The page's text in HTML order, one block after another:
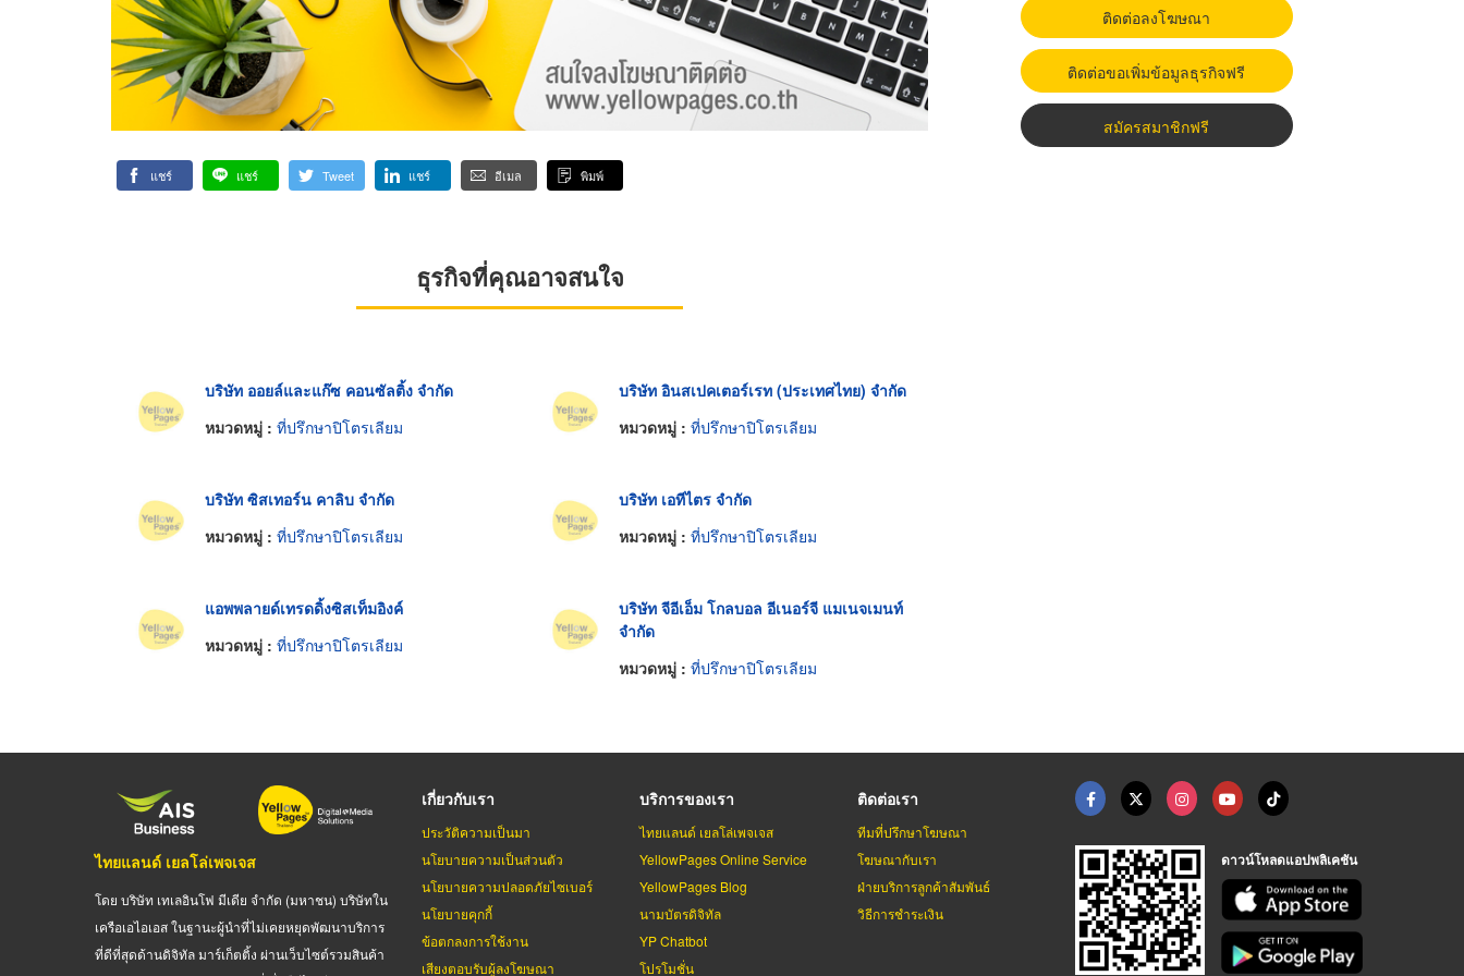
แชร์ แชร์ Tweet แชร์ อีเมล พิมพ์
ธุรกิจที่คุณอาจสนใจ
บริษัท ออยล์และแก๊ซ คอนซัลติ้ง จำกัด
หมวดหมู่ : ที่ปรึกษาปิโตรเลียม
บริษัท อินสเปคเตอร์เรท (ประเทศไทย) จำกัด
หมวดหมู่ : ที่ปรึกษาปิโตรเลียม
บริษัท ซิสเทอร์น คาลิบ จำกัด
หมวดหมู่ : ที่ปรึกษาปิโตรเลียม
บริษัท เอทีไตร จำกัด
หมวดหมู่ : ที่ปรึกษาปิโตรเลียม
แอพพลายด์เทรดดิ้งซิสเท็มอิงค์
หมวดหมู่ : ที่ปรึกษาปิโตรเลียม
บริษัท จีอีเอ็ม โกลบอล อีเนอร์จี แมเนจเมนท์
จำกัด
หมวดหมู่ : ที่ปรึกษาปิโตรเลียม
ติดต่อลงโฆษณา
ติดต่อขอเพิ่มข้อมูลธุรกิจฟรี
สมัครสมาชิกฟรี
ไทยแลนด์ เยลโล่เพจเจส
โดย บริษัท เทเลอินโฟ มีเดีย จำกัด (มหาชน) บริษัทใน
เครือเอไอเอส ในฐานะผู้นำที่ไม่เคยหยุดพัฒนาบริการ
ที่ดีที่สุดด้านดิจิทัล มาร์เก็ตติ้ง ผ่านเว็บไซต์รวมสินค้า
เกี่ยวกับเรา
ประวัติความเป็นมา
นโยบายความเป็นส่วนตัว
นโยบายความปลอดภัยไซเบอร์
นโยบายคุกกี้
ข้อตกลงการใช้งาน
เสียงตอบรับผู้ลงโฆษณา
บริการของเรา
ไทยแลนด์ เยลโล่เพจเจส
YellowPages Online Service
YellowPages Blog
นามบัตรดิจิทัล
YP Chatbot
โปรโมชั่น
ติดต่อเรา
ทีมที่ปรึกษาโฆษณา
โฆษณากับเรา
ฝ่ายบริการลูกค้าสัมพันธ์
วิธีการชำระเงิน
ดาวน์โหลดแอปพลิเคชัน